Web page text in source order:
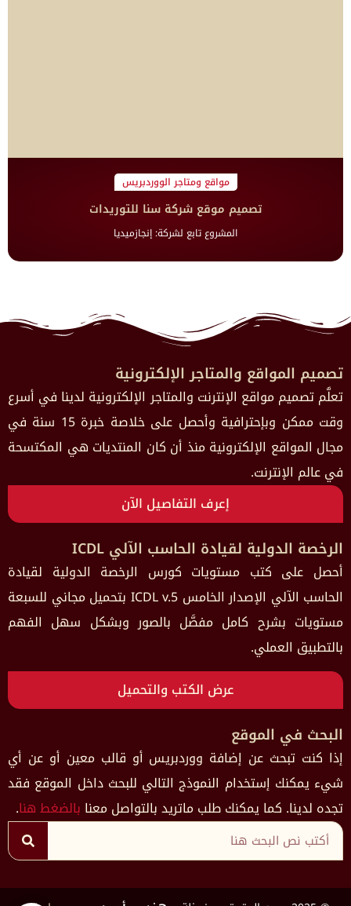
مواقع ومتاجر الووردبريس
تصميم موقع شركة سنا للتوريدات
المشروع تابع لشركة: إنجازميديا
تصميم المواقع والمتاجر الإلكترونية
تعلَّم تصميم مواقع الإنترنت والمتاجر الإلكترونية لدينا في أسرع
وقت ممكن وبإحترافية وأحصل على خلاصة خبرة 15 سنة في
مجال المواقع الإلكترونية منذ أن كان المنتديات هي المكتسحة
في عالم الإنترنت.
إعرف التفاصيل الآن
الرخصة الدولية لقيادة الحاسب الآلي ICDL
أحصل على كتب مستويات كورس الرخصة الدولية لقيادة
الحاسب الآلي الإصدار الخامس ICDL v.5 بتحميل مجاني للسبعة
مستويات بشرح كامل مفصَّل بالصور وبشكل سهل الفهم
بالتطبيق العملي.
عرض الكتب والتحميل
البحث في الموقع
إذا كنت تبحث عن إضافة ووردبريس أو قالب معين أو عن أي
شيء يمكنك إستخدام النموذج التالي للبحث داخل الموقع فقد
تجده لدينا. كما يمكنك طلب ماتريد بالتواصل معنا بالضغط هنا.